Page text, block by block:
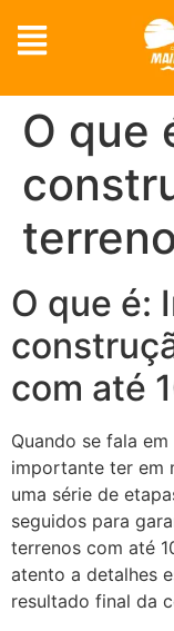
O que
O que é:
com até
Quando se fala
importante ter em
uma série de
seguidos para
terrenos com até
atento a detalhes
resultado final da